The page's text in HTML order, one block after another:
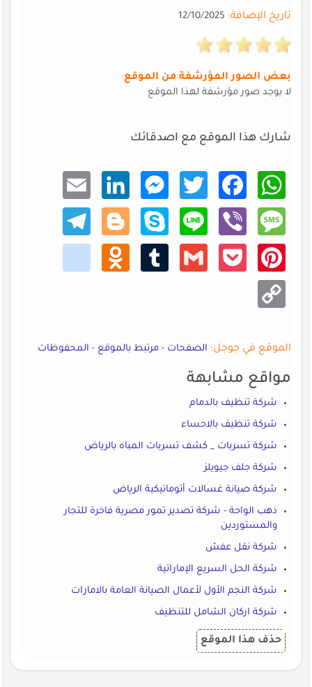
تاريخ الإضافة:12/10/2025
بعض الصور المؤرشفة من الموقع:
لا يوجد صور مؤرشفة لهذا الموقع
شارك هذا الموقع مع اصدقائك
What
sApp
Faceb
ook
Twitt
er
Mess
enger
Linke
dIn
Email
Mess
age
Viber
Line
Skype
Blogg
er
Teleg
ram
Pinte
rest
Pocke
Gmail
Tumb
Odno
klass
niki
Copy
Link
الموقع في جوجل: الصفحات-مرتبط بالموقع-المحفوظات
مواقع مشابهة
شركة تنظيف بالدمام
شركة تنظيف بالاحساء
شركة تسربات _ كشف تسربات المباه بالرياض
شركة جلف جيويلز
شركة صيانة غسالات أتوماتيكية الرياض
ذهب الواحة - شركة تصدير تمور مصرية فاخرة للتجار
والمستوردين
شركة نقل عفش
شركة الحل السريع الإماراتية
شركة النجم الأول لأعمال الصيانة العامة بالامارات
شركة اركان الشامل للتنظيف
حذف هذا الموقع